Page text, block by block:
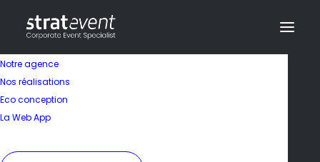
Notre agence
Nos réalisations
Eco conception
La Web App